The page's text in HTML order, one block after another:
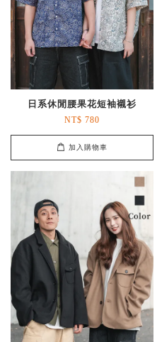
日系休閒腰果花短袖襯衫
NT$ 780
加入購物車